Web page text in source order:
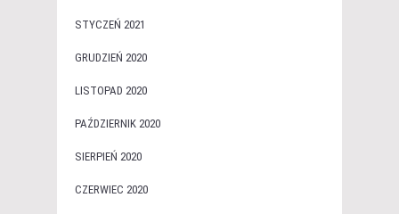
STYCZEŃ 2021
GRUDZIEŃ 2020
LISTOPAD 2020
PAŹDZIERNIK 2020
SIERPIEŃ 2020
CZERWIEC 2020